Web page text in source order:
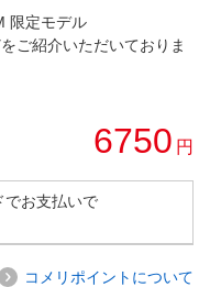
限定モデル
ご紹介いただいておりま
6750 円
でお支払いで
コメリポイントについて